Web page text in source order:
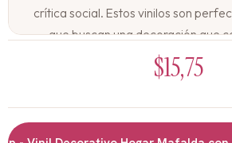
crítica social. Estos vinilos son
que buscan una decoración que
contenido, y que les permita
del mundo a través de las palabras
$15,75